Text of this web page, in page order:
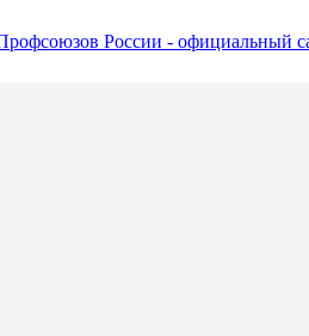
России - официальный